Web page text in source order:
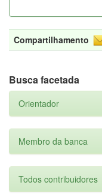
Compartilhamento
Busca facetada
Orientador
Membro da banca
Todos contribuidores